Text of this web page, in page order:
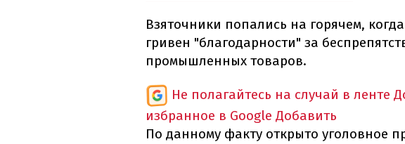
Взяточники попались на горячем,
гривен "благодарности" за
промышленных товаров.
Не полагайтесь на случай в ленте
избранное в Google Добавить
По данному факту открыто уголовное